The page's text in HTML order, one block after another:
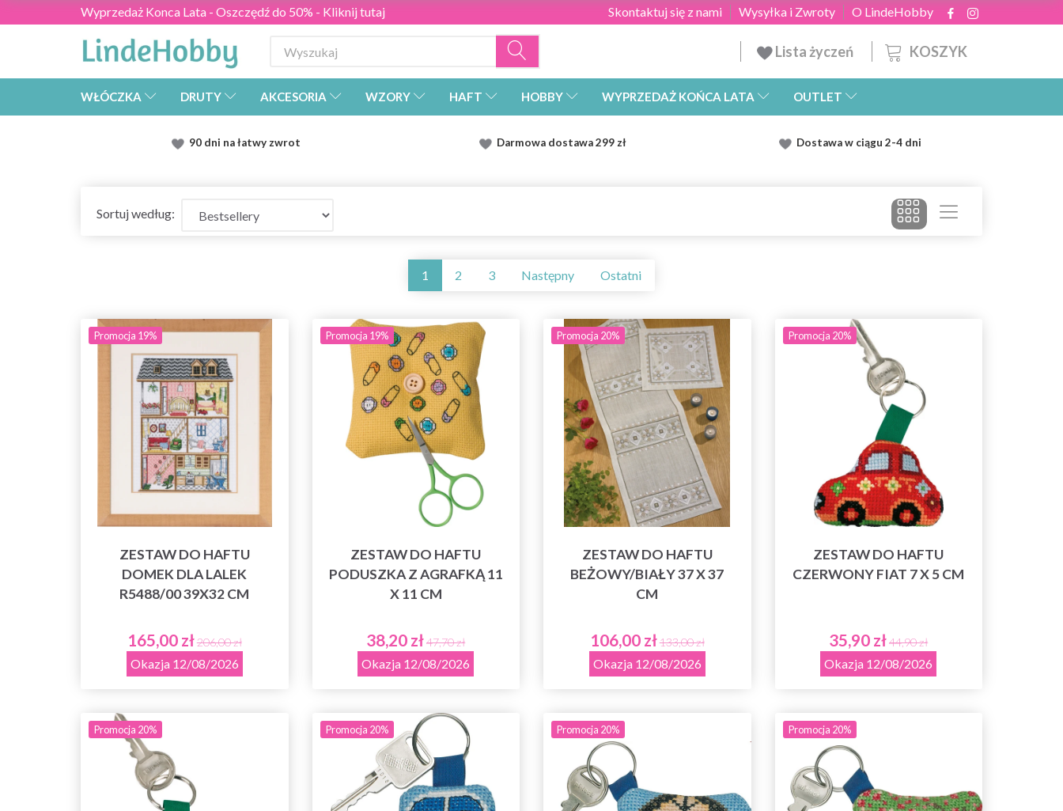
Wyprzedaż Konca Lata - Oszczędź do 50% - Kliknij tutaj O LindeHobby
Wysyłka i Zwroty
Skontaktuj się z nami
KOSZYK
Lista życzeń
WŁÓCZKA DRUTY AKCESORIA WZORY HAFT HOBBY WYPRZEDAŻ KOŃCA LATA OUTLET
90 dni na łatwy zwrot Darmowa dostawa299 zł Dostawaw ciągu 2-4 dni
Sortuj według:
1 2 3 Następny Ostatni
Promocja 19%
ZESTAW DO HAFTU
DOMEK DLA LALEK
R5488/00 39X32 CM
165,00 zł206,00 zł
Okazja 12/08/2026
Promocja 19%
ZESTAW DO HAFTU
PODUSZKA Z AGRAFKĄ 11
X 11 CM
38,20 zł47,70 zł
Okazja 12/08/2026
Promocja 20%
ZESTAW DO HAFTU
BEŻOWY/BIAŁY 37 X 37
CM
106,00 zł133,00 zł
Okazja 12/08/2026
Promocja 20%
ZESTAW DO HAFTU
CZERWONY FIAT 7 X 5 CM
35,90 zł44,90 zł
Okazja 12/08/2026
Promocja 20% Promocja 20% Promocja 20% Promocja 20%